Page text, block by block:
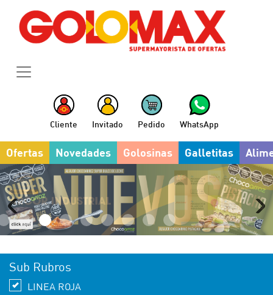
Cliente Invitado Pedido WhatsApp
Ofertas Novedades Golosinas Galletitas
Sub Rubros
LINEA ROJA